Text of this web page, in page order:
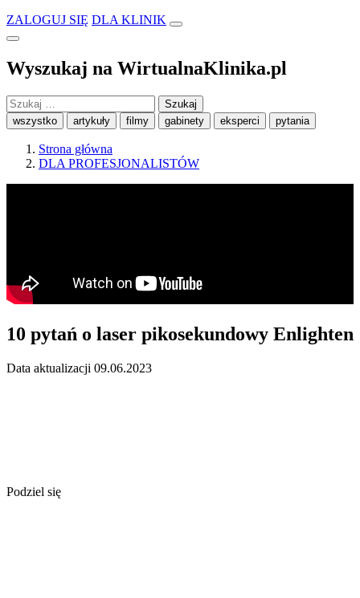
ZALOGUJ SIĘ DLA KLINIK
Wyszukaj na WirtualnaKlinika.pl
Szukaj:
wszystko artykuły filmy gabinety eksperci pytania
Strona główna
DLA PROFESJONALISTÓW
10 pytań o laser pikosekundowy Enlighten
Data aktualizacji 09.06.2023
Podziel się